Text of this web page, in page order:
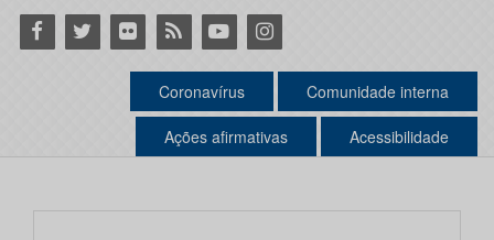
Facebook
Twitter Flickr RSS YoutubeInstagram
Coronavírus Comunidade interna
Ações afirmativas Acessibilidade